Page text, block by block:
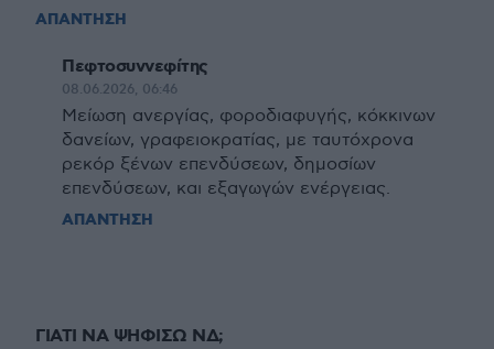
ΑΠΑΝΤΗΣΗ
Πεφτοσυννεφίτης
08.06.2026, 06:46
Μείωση ανεργίας, φοροδιαφυγής, κόκκινων
δανείων, γραφειοκρατίας, με ταυτόχρονα
ρεκόρ ξένων επενδύσεων, δημοσίων
επενδύσεων, και εξαγωγών ενέργειας.
ΑΠΑΝΤΗΣΗ
ΓΙΑΤΙ ΝΑ ΨΗΦΙΣΩ ΝΔ;